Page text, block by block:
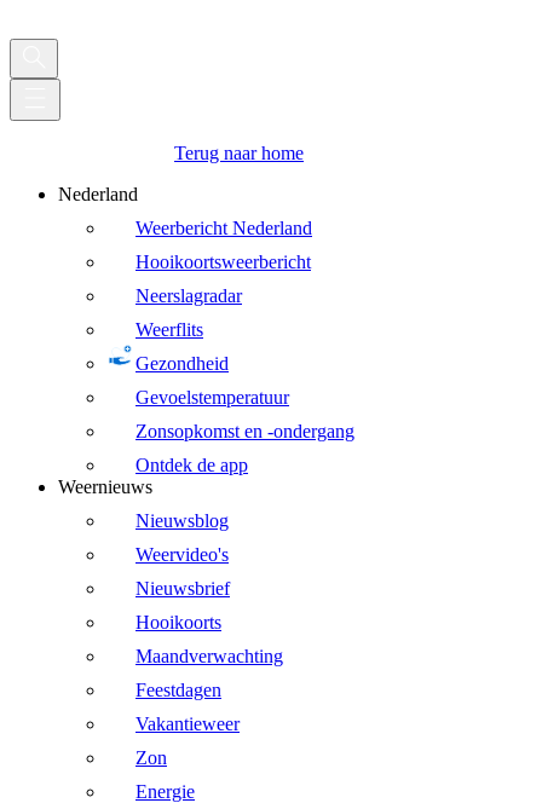
Terug naar home
Nederland
Weerbericht Nederland
Hooikoortsweerbericht
Neerslagradar
Weerflits
Gezondheid
Gevoelstemperatuur
Zonsopkomst en -ondergang
Ontdek de app
Weernieuws
Nieuwsblog
Weervideo's
Nieuwsbrief
Hooikoorts
Maandverwachting
Feestdagen
Vakantieweer
Zon
Energie